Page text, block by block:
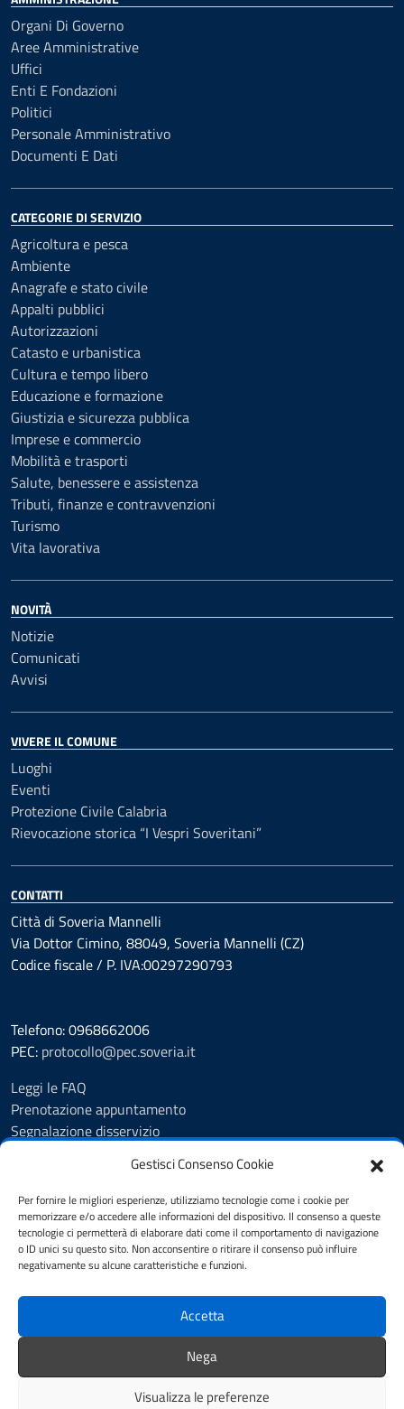
Gestisci Consenso Cookie
Per fornire le migliori esperienze, utilizziamo tecnologie come i cookie per
memorizzare e/o accedere alle informazioni del dispositivo. Il consenso a queste
tecnologie ci permetterà di elaborare dati come il comportamento di navigazione
o ID unici su questo sito. Non acconsentire o ritirare il consenso può influire
negativamente su alcune caratteristiche e funzioni.
Accetta
Nega
Visualizza le preferenze
Organi Di Governo
Aree Amministrative
Uffici
Enti E Fondazioni
Politici
Personale Amministrativo
Documenti E Dati
CATEGORIE DI SERVIZIO
Agricoltura e pesca
Ambiente
Anagrafe e stato civile
Appalti pubblici
Autorizzazioni
Catasto e urbanistica
Cultura e tempo libero
Educazione e formazione
Giustizia e sicurezza pubblica
Imprese e commercio
Mobilità e trasporti
Salute, benessere e assistenza
Tributi, finanze e contravvenzioni
Turismo
Vita lavorativa
NOVITÀ
Notizie
Comunicati
Avvisi
VIVERE IL COMUNE
Luoghi
Eventi
Protezione Civile Calabria
Rievocazione storica “I Vespri Soveritani”
CONTATTI
Città di Soveria Mannelli
Via Dottor Cimino, 88049, Soveria Mannelli (CZ)
Codice fiscale / P. IVA:00297290793
Telefono: 0968662006
PEC: protocollo@pec.soveria.it
Leggi le FAQ
Prenotazione appuntamento
Segnalazione disservizio
Amministrazione trasparente
Informativa privacy
Note legali
Dichiarazione di accessibilità
SEGUICI SU
Facebook